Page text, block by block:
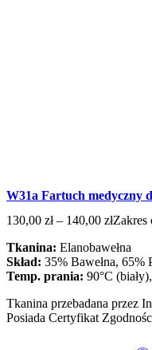
W31a Fartuch medyczny
130,00 zł – 140,00 złZakres
Tkanina: Elanobawełna
Skład: 35% Bawełna, 65%
Temp. prania: 90°C
Tkanina przebadana przez
Posiada Certyfikat